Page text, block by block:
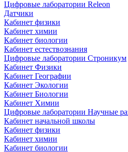
Цифровые лаборатории Releon
Датчики
Кабинет физики
Кабинет химии
Кабинет биологии
Кабинет естествознания
Цифровые лаборатории Строникум
Кабинет Физики
Кабинет Географии
Кабинет Экологии
Кабинет Биологии
Кабинет Химии
Цифровые лаборатории Научные
Кабинет начальной школы
Кабинет физики
Кабинет химии
Кабинет биологии